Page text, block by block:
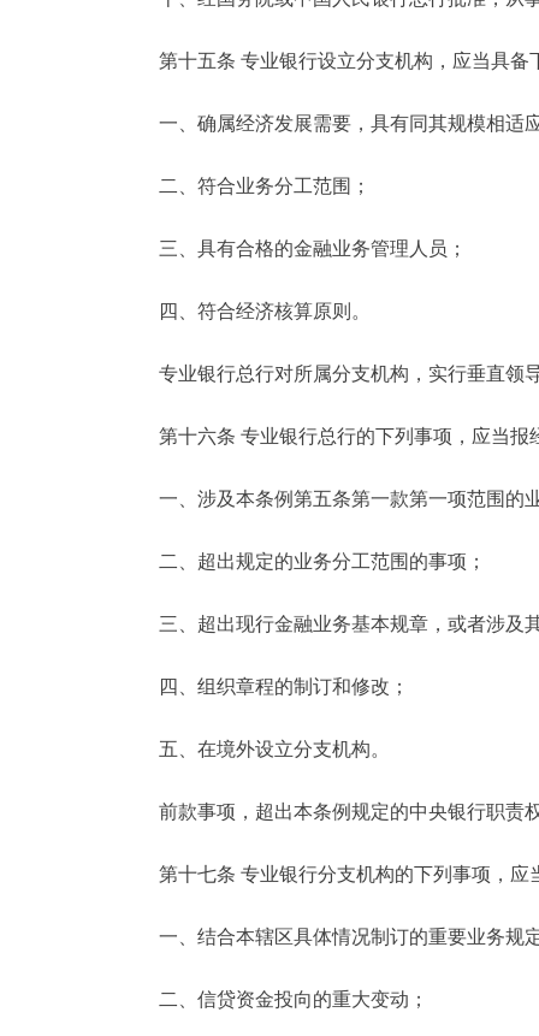
第十五条 专业银行设立分支机构，应当具备
一、确属经济发展需要，具有同其规模相适
二、符合业务分工范围；
三、具有合格的金融业务管理人员；
四、符合经济核算原则。
专业银行总行对所属分支机构，实行垂直领
第十六条 专业银行总行的下列事项，应当报
一、涉及本条例第五条第一款第一项范围的
二、超出规定的业务分工范围的事项；
三、超出现行金融业务基本规章，或者涉及
四、组织章程的制订和修改；
五、在境外设立分支机构。
前款事项，超出本条例规定的中央银行职责
第十七条 专业银行分支机构的下列事项，应
一、结合本辖区具体情况制订的重要业务规
二、信贷资金投向的重大变动；